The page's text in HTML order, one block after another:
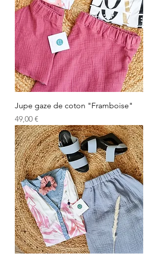
Jupe gaze de coton "Framboise"
Prix
49,00 €